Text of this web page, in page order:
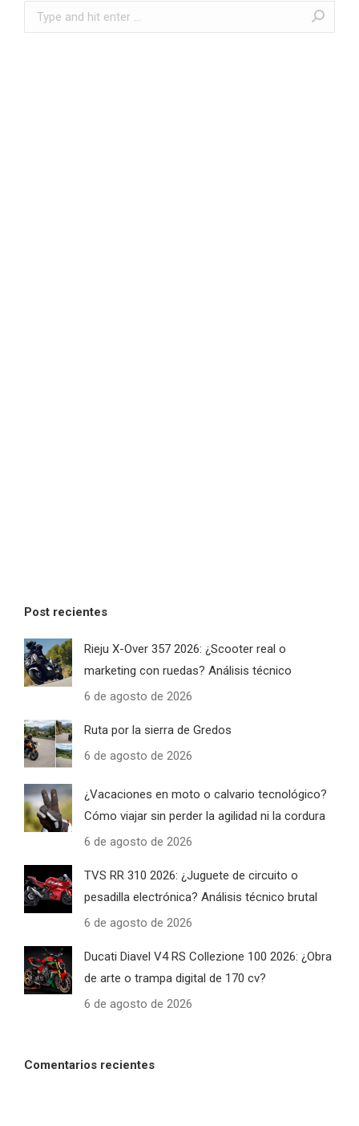
Search:
Post recientes
Rieju X-Over 357 2026: ¿Scooter real o
marketing con ruedas? Análisis técnico
6 de agosto de 2026
Ruta por la sierra de Gredos
6 de agosto de 2026
¿Vacaciones en moto o calvario tecnológico?
Cómo viajar sin perder la agilidad ni la cordura
6 de agosto de 2026
TVS RR 310 2026: ¿Juguete de circuito o
pesadilla electrónica? Análisis técnico brutal
6 de agosto de 2026
Ducati Diavel V4 RS Collezione 100 2026: ¿Obra
de arte o trampa digital de 170 cv?
6 de agosto de 2026
Comentarios recientes